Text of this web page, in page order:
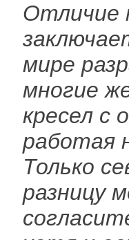
Отличие
мире
многие
кресел с
работая
Только
разницу